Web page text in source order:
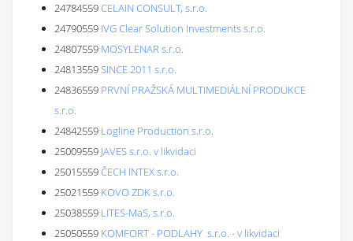
24784559CELAIN CONSULT, s.r.o.
24790559 IVG Clear Solution Investments s.r.o.
24807559 MOSYLENAR s.r.o.
24813559SINCE 2011 s.r.o.
24836559 PRVNÍ PRAŽSKÁ MULTIMEDIÁLNÍ PRODUKCE
s.r.o.
24842559 Logline Production s.r.o.
25009559 JAVES s.r.o. v likvidaci
25015559ČECH INTEX s.r.o.
25021559 KOVO ZDK s.r.o.
25038559 LITES-MaS, s.r.o.
25050559 KOMFORT - PODLAHY s.r.o. - v likvidaci